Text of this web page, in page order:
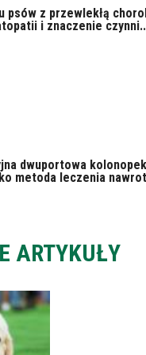
psów z przewlekłą
i znaczenie
dwuportowa
metoda leczenia
ARTYKUŁY